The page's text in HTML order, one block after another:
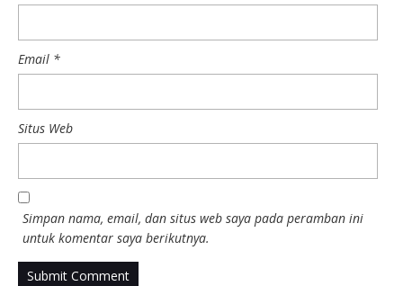
Email *
Situs Web
Simpan nama, email, dan situs web saya pada peramban ini
untuk komentar saya berikutnya.